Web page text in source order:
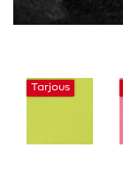
Tarjous